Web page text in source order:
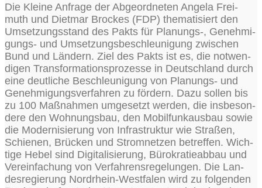
Die Klei­ne Anfra­ge der Abge­ord­ne­ten Ange­la Frei­
muth und Diet­mar Bro­ckes (FDP) the­ma­ti­siert den
Umset­zungs­stand des Pakts für Planungs‑, Geneh­mi­
gungs- und Umset­zungs­be­schleu­ni­gung zwi­schen
Bund und Län­dern. Ziel des Pakts ist es, die not­wen­
di­gen Trans­for­ma­ti­ons­pro­zes­se in Deutsch­land durch
eine deut­li­che Beschleu­ni­gung von Pla­nungs- und
Geneh­mi­gungs­ver­fah­ren zu för­dern. Dazu sol­len bis
zu 100 Maß­nah­men umge­setzt wer­den, die ins­be­son­
de­re den Woh­nungs­bau, den Mobil­funk­aus­bau sowie
die Moder­ni­sie­rung von Infra­struk­tur wie Stra­ßen,
Schie­nen, Brü­cken und Strom­net­zen betref­fen. Wich­
ti­ge Hebel sind Digi­ta­li­sie­rung, Büro­kra­tie­ab­bau und
Ver­ein­fa­chung von Ver­fah­rens­re­ge­lun­gen. Die Lan­
des­re­gie­rung Nord­rhein-West­fa­len wird zu fol­gen­den